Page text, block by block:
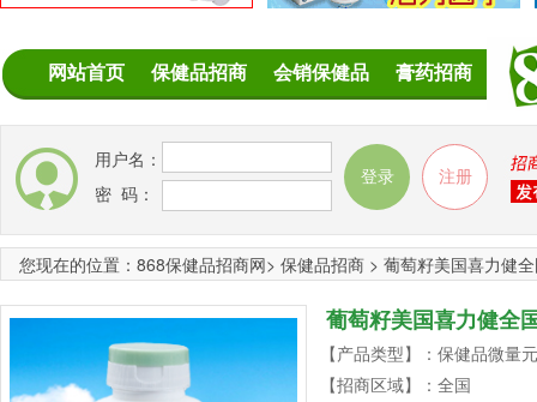
网站首页 保健品招商 会销保健品 膏药招商
用户名：
密 码：
您现在的位置： 868保健品招商网> 保健品招商 > 葡萄籽美国喜力健
葡萄籽美国喜力健全
【产品类型】：保健品微量
【招商区域】：全国